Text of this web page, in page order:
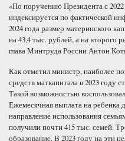
«По поручению Президента с
индексируется по фактической
2024 года размер материнского
на 43,4 тыс. рублей, а на второго
глава Минтруда России Антон
Как отметил министр, наиболее
средств маткапитала в 2023
Такой возможностью
Ежемесячная выплата на ребенка
направление использования
получили почти 415 тыс. семей.
образование. В 2023 году на эти